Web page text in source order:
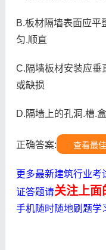
B.板材隔墙表面应平
匀.顺直
C.隔墙板材安装应垂
或缺损
D.隔墙上的孔洞.槽.
正确答案: 查看最
更多最新建筑行业
证答题请关注上面
手机随时随地刷题学